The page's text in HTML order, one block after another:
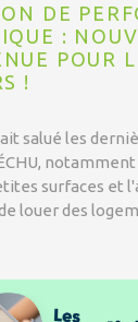
DE
:
POUR
!
salué les
notamment
surfaces et
louer des